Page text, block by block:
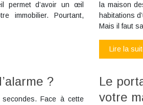
permet d’avoir un œil
immobilier. Pourtant,
la maison
habitations
Mais il faut
Lire la
?
Face à cette
Le
votre